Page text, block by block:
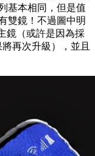
基本相同，但是值
雙鏡！不過圖中明
鏡（或許是因為採
再次升級），並且